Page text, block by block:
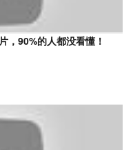
，90%的人都没看懂！